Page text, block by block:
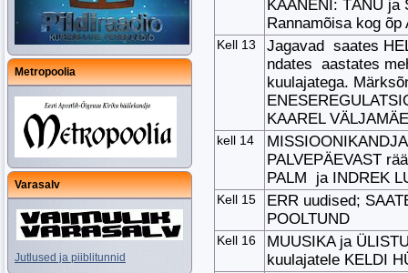
Metropoolia
Varasalv
Jutlused ja piiblitunnid
KAANENI: TÄNU ja
Rannamõisa kog õp
Kell 13
Jagavad saates
ndates aastates
kuulajatega.
KAAREL
kell 14
PALVEPÄEVAST
PALM ja INDREK
Kell 15
ERR uudised;
POOLTUND
Kell 16
MUUSIKA ja
kuulajatele KELDI